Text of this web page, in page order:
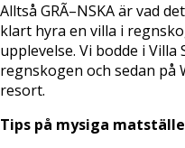
Alltså GRÃ–NSKA är vad
klart hyra en villa i
upplevelse. Vi bodde i
regnskogen och sedan på
resort.
Tips på mysiga